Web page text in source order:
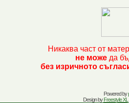
Никаква част от
не може да
без изричното
Powered by
Design byFreestyle XL